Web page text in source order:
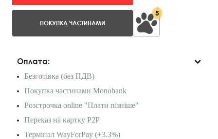
ПОКУПКА ЧАСТИНАМИ
5
Оплата:
Безготівка (без ПДВ)
Покупка частинами Monobank
Розстрочка online "Плати пізніше"
Переказ на картку P2P
Термінал WayForPay (+3.3%)